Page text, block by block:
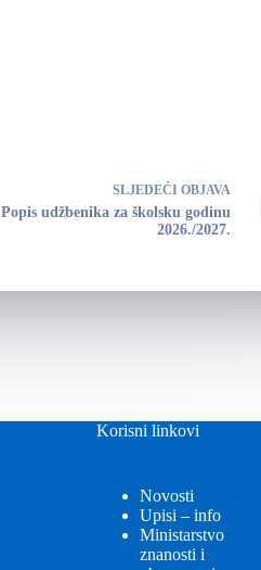
SLJEDEĆI OBJAVA
Popis udžbenika za školsku godinu
2026./2027.
Korisni linkovi
Novosti
Upisi – info
Ministarstvo
znanosti i